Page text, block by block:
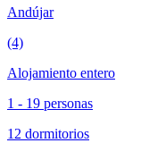
Andújar
(4)
Alojamiento entero
1 - 19 personas
12 dormitorios